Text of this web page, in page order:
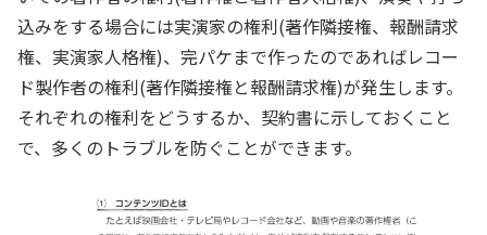
込みをする場合には実演家の権利(著作隣接権、報酬請求
権、実演家人格権)、完パケまで作ったのであればレコー
ド製作者の権利(著作隣接権と報酬請求権)が発生します。
それぞれの権利をどうするか、契約書に示しておくこと
で、多くのトラブルを防ぐことができます。